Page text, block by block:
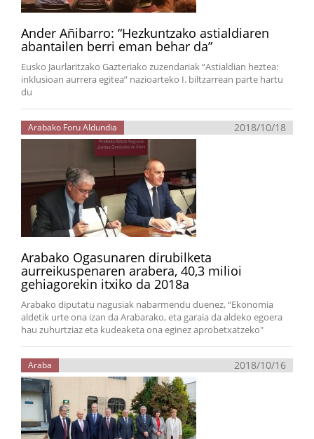
Ander Añibarro: “Hezkuntzako astialdiaren
abantailen berri eman behar da”
Eusko Jaurlaritzako Gazteriako zuzendariak “Astialdian heztea:
inklusioan aurrera egitea” nazioarteko I. biltzarrean parte hartu
du
Arabako Foru Aldundia 2018/10/18
Arabako Ogasunaren dirubilketa
aurreikuspenaren arabera, 40,3 milioi
gehiagorekin itxiko da 2018a
Arabako diputatu nagusiak nabarmendu duenez, “Ekonomia
aldetik urte ona izan da Arabarako, eta garaia da aldeko egoera
hau zuhurtziaz eta kudeaketa ona eginez aprobetxatzeko"
Araba 2018/10/16